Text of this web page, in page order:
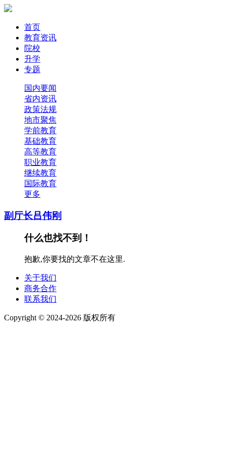
首页
教育资讯
院校
升学
专题
国内要闻
省内资讯
政策法规
地市聚焦
学前教育
基础教育
高等教育
职业教育
继续教育
国际教育
更多
副厅长吕伟刚
什么也找不到！
抱歉,你要找的文章不在这里.
关于我们
商务合作
联系我们
Copyright © 2024-2026 版权所有